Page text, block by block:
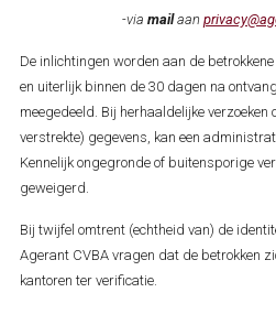
-via mailaan
De inlichtingen worden aan de
en uiterlijk binnen de 30 dagen na
meegedeeld. Bij herhaaldelijke
verstrekte) gegevens, kan een
Kennelijk ongegronde of buitensporige
geweigerd.
Bij twijfel omtrent (echtheid van) de
Agerant CVBA vragen dat de betrokken
kantoren ter verificatie.